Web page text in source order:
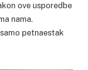
ove usporedbe
nama.
petnaestak